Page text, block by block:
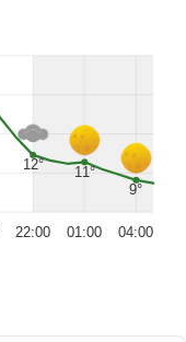
12° 11°
9°
22:00 01:00 04:00